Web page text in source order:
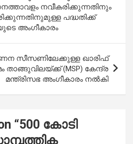
നവീകരിക്കുന്നതിനും
പദ്ധതിക്ക്
അംഗീകാരം
സീസണിലേക്കുള്ള ഖാരിഫ്
താങ്ങുവിലയ്ക്ക് (MSP) കേന്ദ്ര
മന്ത്രിസഭ അംഗീകാരം നൽകി
“500 കോടി